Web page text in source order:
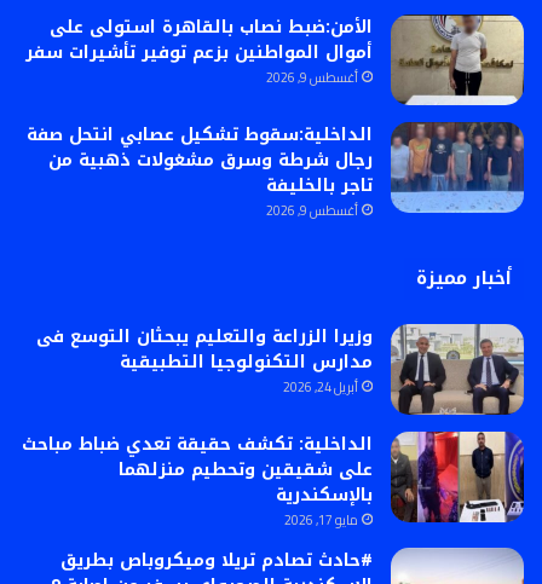
الأمن:ضبط نصاب بالقاهرة استولى على
أموال المواطنين بزعم توفير تأشيرات سفر
أغسطس 9, 2026
الداخلية:سقوط تشكيل عصابي انتحل صفة
رجال شرطة وسرق مشغولات ذهبية من
تاجر بالخليفة
أغسطس 9, 2026
أخبار مميزة
وزيرا الزراعة والتعليم يبحثان التوسع فى
مدارس التكنولوجيا التطبيقية
أبريل 24, 2026
الداخلية: تكشف حقيقة تعدي ضباط مباحث
على شقيقين وتحطيم منزلهما
بالإسكندرية
مايو 17, 2026
#حادث تصادم تريلا وميكروباص بطريق